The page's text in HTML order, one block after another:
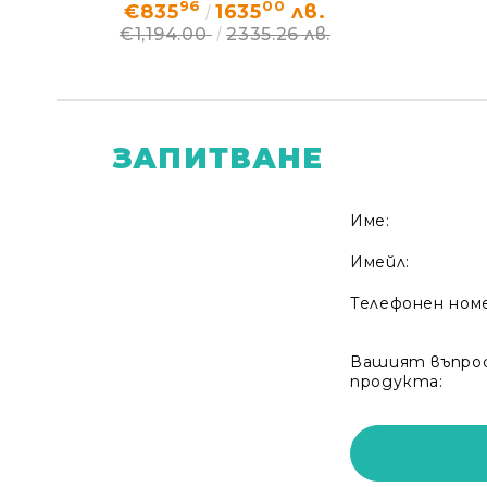
€83596 163500 лв.
€1,194.00 2335.26 лв.
ЗАПИТВАНЕ
Име:
Имейл:
Телефонен
Вашият
продукта: